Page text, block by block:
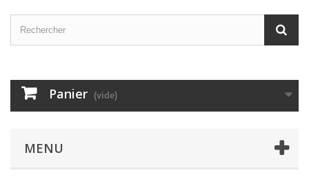
Panier (vide)
MENU